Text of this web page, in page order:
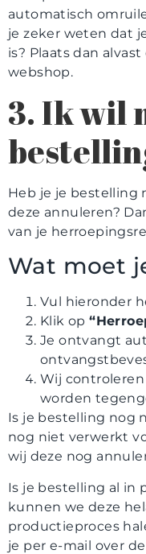
automatisch
je zeker weten dat
is? Plaats dan
webshop.
3. Ik wil
Heb je je bestelling
deze annuleren?
van je
Wat moet
Vul hieronder
Klik op
Je ontvangt
Wij
worden
Is je bestelling nog
nog niet verwerkt
wij deze nog
Is je bestelling al in
kunnen we deze
productieproces
je per e-mail over